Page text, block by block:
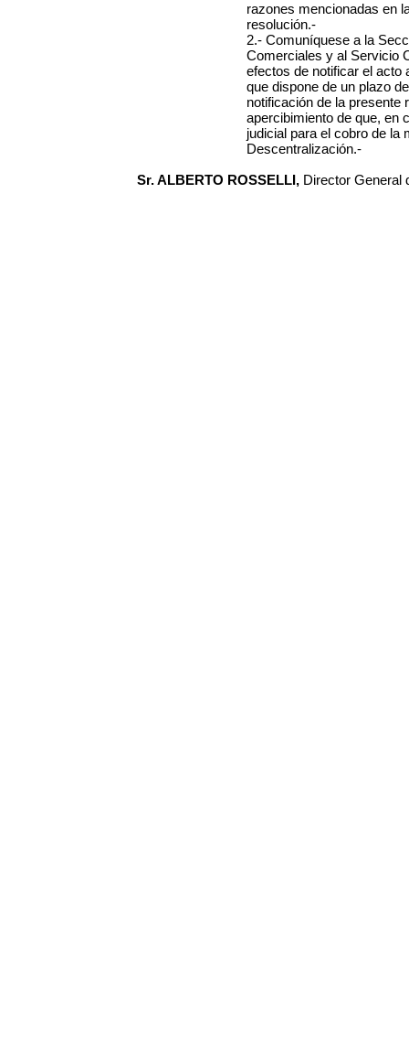
razones mencionadas en
resolución.-
2.- Comuníquese a la
Comerciales y al Servicio
efectos de notificar el acto
que dispone de un plazo
notificación de la presente
apercibimiento de que, en
judicial para el cobro de la
Descentralización.-
Sr. ALBERTO ROSSELLI, Director General